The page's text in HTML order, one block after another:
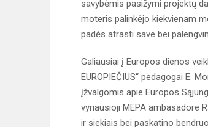
savybėmis pasižymi projektų
moteris palinkėjo kiekvienam
padės atrasti save bei
Galiausiai į Europos dienos
EUROPIEČIUS“ pedagogai E.
įžvalgomis apie Europos
vyriausioji MEPA ambasadore
ir siekiais bei paskatino